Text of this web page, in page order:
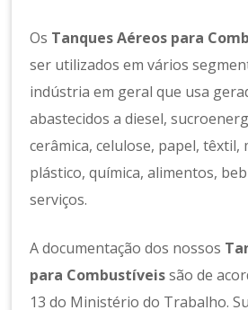
Os Tanques Aéreos para
ser utilizados em vários
indústria em geral que usa
abastecidos a diesel,
cerâmica, celulose, papel, têxtil,
plástico, química, alimentos,
serviços.
A documentação dos nossos
para Combustíveissão de
13 do Ministério do Trabalho.